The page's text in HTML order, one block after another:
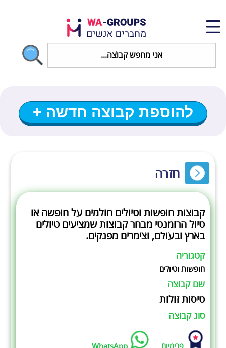
להוספת קבוצה חדשה +
חזרה
קבוצות חופשות וטיולים חולמים על חופשה או
טיול הרומנטי מבחר קבוצות שמציעים טיולים
בארץ ובעולם, וצימרים מפנקים.
קטגוריה
חופשות וטיולים
שם קבוצה
טיסות זולות
סוג קבוצה